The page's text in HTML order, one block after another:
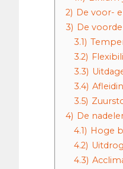
2) De voor-
3) De
3.1)
3.2)
3.3)
3.4)
3.5)
4) De
4.1) Hoge
4.2)
4.3)